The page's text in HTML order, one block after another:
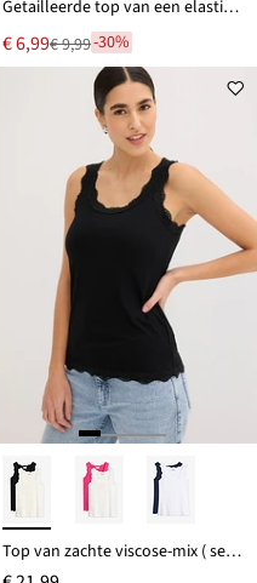
Getailleerde top van een elastisch katoenmix
Nu
voor
€ 6,99
Van € 9,99-30%
Top van zachte viscose-mix ( set van 2)